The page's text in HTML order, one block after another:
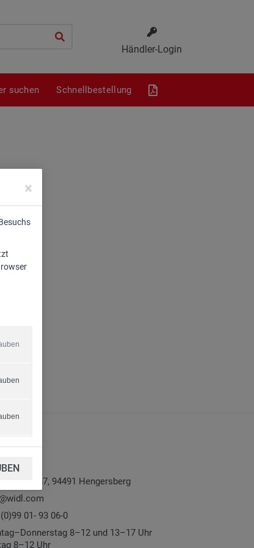
Händler-Login
suchen Schnellbestellung
37, 94491 Hengersberg
01- 93 06-0
8–12 und 13–17 Uhr
8–12 Uhr
×